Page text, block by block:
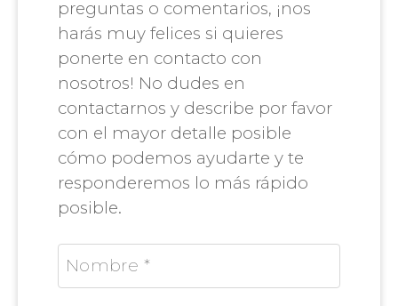
preguntas o comentarios, ¡nos
harás muy felices si quieres
ponerte en contacto con
nosotros! No dudes en
contactarnos y describe por favor
con el mayor detalle posible
cómo podemos ayudarte y te
responderemos lo más rápido
posible.